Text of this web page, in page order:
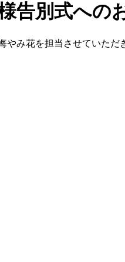
告別式への
み花を担当させていた